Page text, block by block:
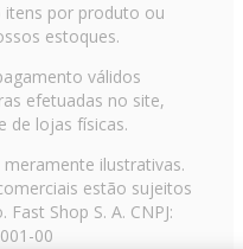
itens por produto ou
estoques.
válidos
efetuadas no site,
de lojas físicas.
ilustrativas.
estão sujeitos
Shop S. A. CNPJ:
00